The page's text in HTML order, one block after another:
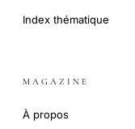
Index thématique
MAGAZINE
À propos